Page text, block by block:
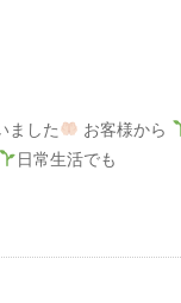
ました
お客様から
日常生活でも